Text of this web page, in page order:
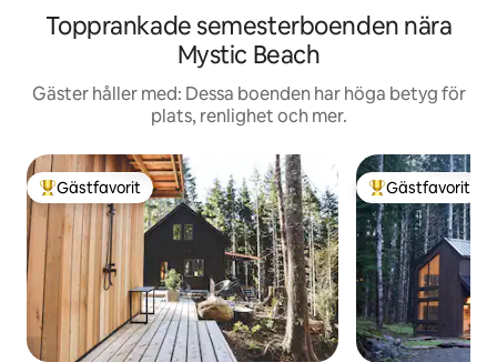
Topprankade semesterboenden nära
Mystic Beach
Gäster håller med: Dessa boenden har höga betyg för
plats, renlighet och mer.
Populär gästfavorit
Gästfavorit Populär
Gästfavorit